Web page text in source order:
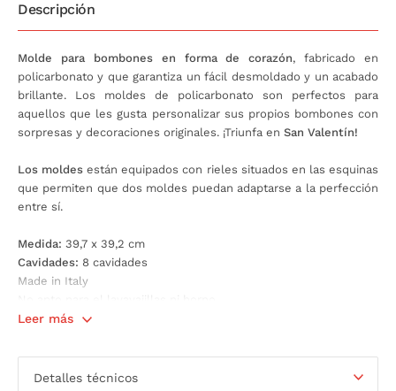
Descripción
Molde para bombones en forma de corazón, fabricado en
policarbonato y que garantiza un fácil desmoldado y un acabado
brillante. Los moldes de policarbonato son perfectos para
aquellos que les gusta personalizar sus propios bombones con
sorpresas y decoraciones originales. ¡Triunfa en San Valentín!
Los moldes están equipados con rieles situados en las esquinas
que permiten que dos moldes puedan adaptarse a la perfección
entre sí.
Medida: 39,7 x 39,2 cm
Cavidades: 8 cavidades
Made in Italy
Leer más
Detalles técnicos